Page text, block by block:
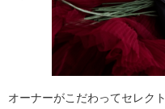
衣装の試着
オーナーがこだわってセレク